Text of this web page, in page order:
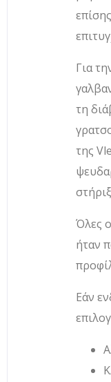
Για
τη
της
Όλες
ήταν
Εάν